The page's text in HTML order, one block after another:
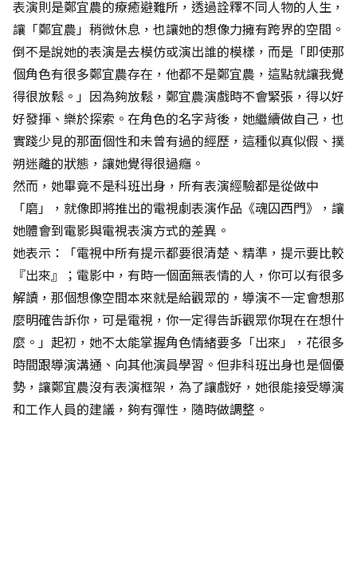
表演則是鄭宜農的療癒避難所，透過詮釋不同人物的人生，
讓「鄭宜農」稍微休息，也讓她的想像力擁有跨界的空間。
倒不是說她的表演是去模仿或演出誰的模樣，而是「即使那
個角色有很多鄭宜農存在，他都不是鄭宜農，這點就讓我覺
得很放鬆。」因為夠放鬆，鄭宜農演戲時不會緊張，得以好
好發揮、樂於探索。在角色的名字背後，她繼續做自己，也
實踐少見的那面個性和未曾有過的經歷，這種似真似假、撲
朔迷離的狀態，讓她覺得很過癮。
然而，她畢竟不是科班出身，所有表演經驗都是從做中
「磨」，就像即將推出的電視劇表演作品《魂囚西門》，讓
她體會到電影與電視表演方式的差異。
她表示：「電視中所有提示都要很清楚、精準，提示要比較
『出來』；電影中，有時一個面無表情的人，你可以有很多
解讀，那個想像空間本來就是給觀眾的，導演不一定會想那
麼明確告訴你，可是電視，你一定得告訴觀眾你現在在想什
麼。」起初，她不太能掌握角色情緒要多「出來」，花很多
時間跟導演溝通、向其他演員學習。但非科班出身也是個優
勢，讓鄭宜農沒有表演框架，為了讓戲好，她很能接受導演
和工作人員的建議，夠有彈性，隨時做調整。